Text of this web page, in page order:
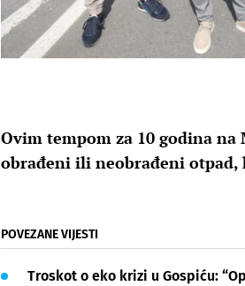
Ovim tempom za 10 godina
obrađeni ili neobrađeni otpad,
POVEZANE VIJESTI
Troskot o eko krizi u Gospiću: